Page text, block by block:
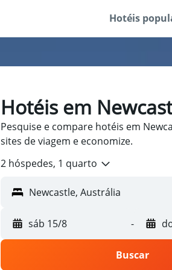
Hotéis
Hotéis em
Pesquise e compare hotéis em
sites de viagem e economize.
2 hóspedes, 1 quarto
sáb 15/8 -
Buscar